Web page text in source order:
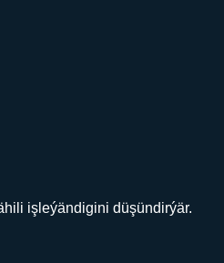
işleýändigini düşündirýär.